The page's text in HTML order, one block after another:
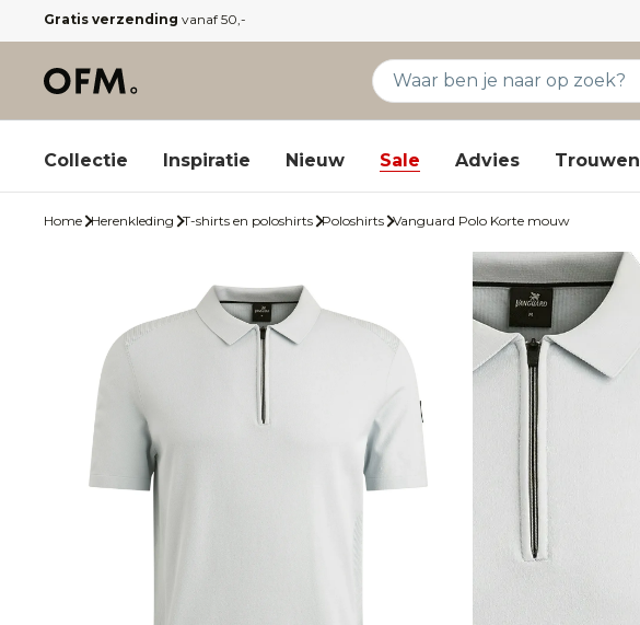
Gratis verzending vanaf 50,-
Collectie Inspiratie Nieuw Sale Advies Trouwen
Home Herenkleding T-shirts en poloshirts Poloshirts Vanguard Polo Korte mouw